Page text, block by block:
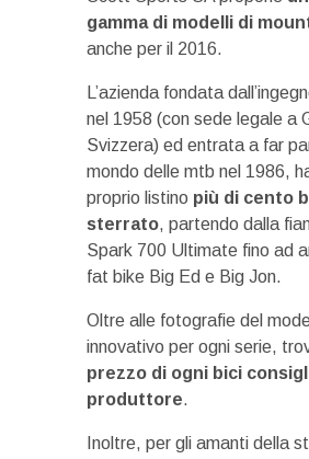
gamma di modelli di
anche per il 2016.
L’azienda fondata
nel 1958 (con sede legale a
Svizzera) ed entrata a far
mondo delle mtb nel 1986,
proprio listino più di cento
sterrato, partendo dalla
Spark 700 Ultimate fino ad
fat bike Big Ed e Big Jon.
Oltre alle fotografie del
innovativo per ogni serie,
prezzo di ogni bici
produttore.
Inoltre, per gli amanti della